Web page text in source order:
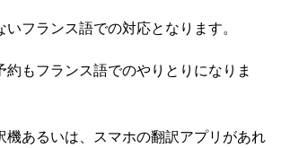
いフランス語での対応となります。
約もフランス語でのやりとりになりま
機あるいは、スマホの翻訳アプリがあれ